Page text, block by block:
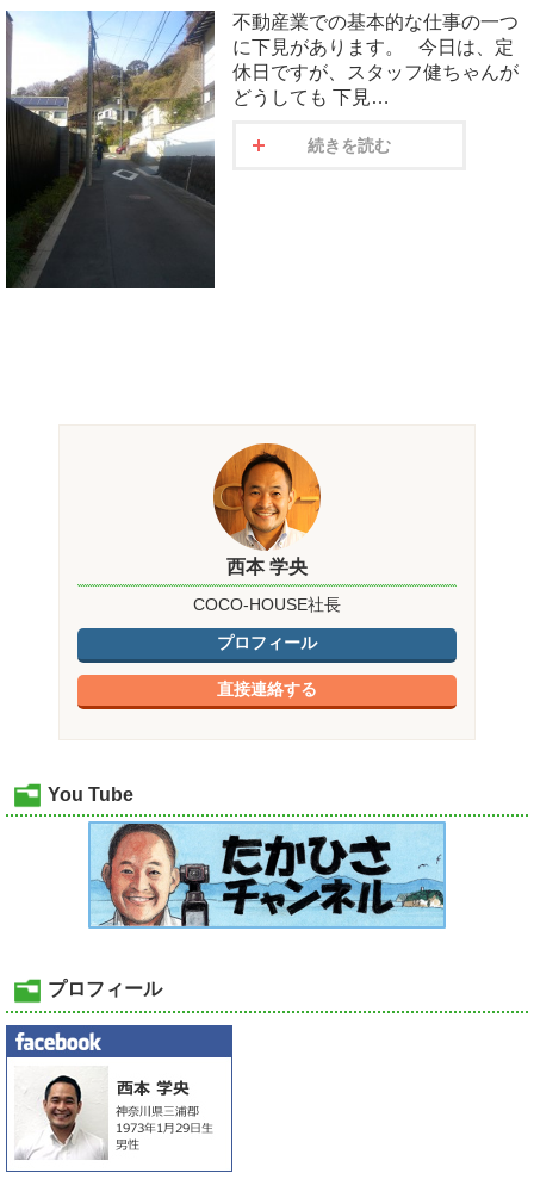
不動産業での基本的な仕事の一つ
に下見があります。 今日は、定
休日ですが、スタッフ健ちゃんが
どうしても 下見…
続きを読む
西本 学央
COCO-HOUSE社長
プロフィール
直接連絡する
You Tube
プロフィール